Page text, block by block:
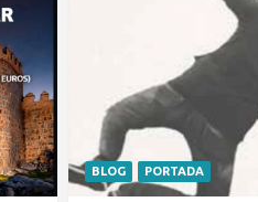
EXPERTOS EN NIÑOS